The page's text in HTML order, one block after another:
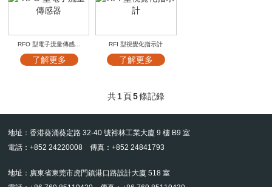
RFO 型電子流量傳感...
了解更多
RFI 型視覺化指示計
了解更多
共1頁5條記錄
地址：香港葵涌葵定路 32-40 號裕林工業大廈 9 樓 B9 室
電話：+852 24220008 傳真：+852 24841793
地址：廣東省東莞市虎門鎮港口路設計大廈 518 室